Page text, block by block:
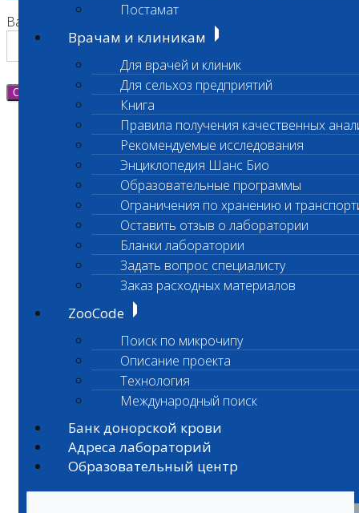
Постамат
Врачам и клиникам
Для врачей и клиник
Для сельхоз предприятий
Книга
Правила получения качественных
Рекомендуемые исследования
Энциклопедия Шанс Био
Образовательные программы
Ограничения по хранению и
Оставить отзыв о лаборатории
Бланки лаборатории
Задать вопрос специалисту
Заказ расходных материалов
ZooCode
Поиск по микрочипу
Описание проекта
Технология
Международный поиск
Банк донорской крови
Адреса лабораторий
Образовательный центр
Ваш номер телефона
Отправить